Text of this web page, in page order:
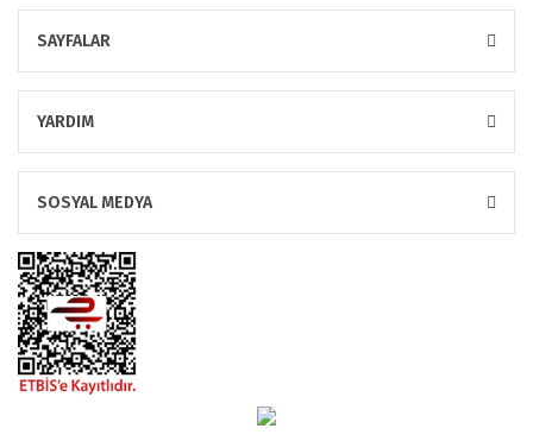
SAYFALAR
YARDIM
SOSYAL MEDYA